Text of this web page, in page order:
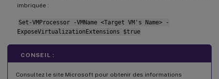
imbriquée :
Set-VMProcessor -VMName <Target VM's Name> -
ExposeVirtualizationExtensions $true
CONSEIL :
Consultez le site Microsoft pour obtenir des informations